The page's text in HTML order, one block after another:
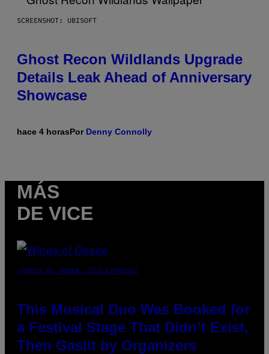
SCREENSHOT: UBISOFT
Ghost Recon Wildlands Upgrade
Details Leak Ahead of Anniversary
Showcase
hace 4 horasPor Denny Connolly
MÁS
DE VICE
(PHOTO BY AMBER LITTLE/PRESS)
This Musical Duo Was Booked for
a Festival Stage That Didn’t Exist,
Then Gaslit by Organizers